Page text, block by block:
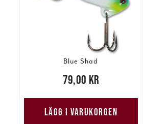
Blue Shad
79,00 kr
79,00 kr
LÄGG I VARUKORGEN